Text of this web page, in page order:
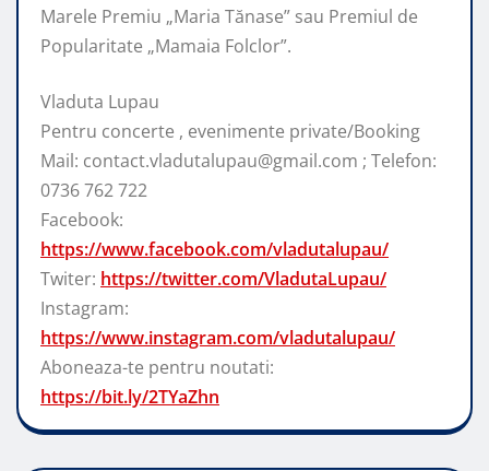
Marele Premiu „Maria Tănase” sau Premiul de
Popularitate „Mamaia Folclor”.
Vladuta Lupau
Pentru concerte , evenimente private/Booking
Mail: contact.vladutalupau@gmail.com ; Telefon:
0736 762 722
Facebook:
https://www.facebook.com/vladutalupau/
Twiter: https://twitter.com/VladutaLupau/
Instagram:
https://www.instagram.com/vladutalupau/
Aboneaza-te pentru noutati:
https://bit.ly/2TYaZhn